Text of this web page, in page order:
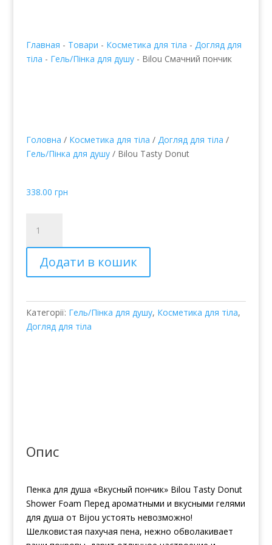
Главная - Товари - Косметика для тіла - Догляд для
тіла - Гель/Пінка для душу- Bilou Смачний пончик
Головна / Косметика для тіла / Догляд для тіла /
Гель/Пінка для душу/ Bilou Tasty Donut
338.00 грн
Tasty
Donut
кількість
Додати в кошик
Категорії: Гель/Пінка для душу, Косметика для тіла,
Догляд для тіла
Опис
Пенка для душа «Вкусный пончик» Bilou Tasty Donut
Shower Foam Перед ароматными и вкусными гелями
для душа от Bijou устоять невозможно!
Шелковистая пахучая пена, нежно обволакивает